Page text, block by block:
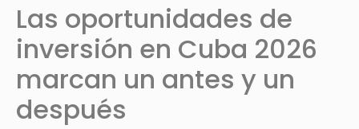
Las oportunidades de
inversión en Cuba 2026
marcan un antes y un
después